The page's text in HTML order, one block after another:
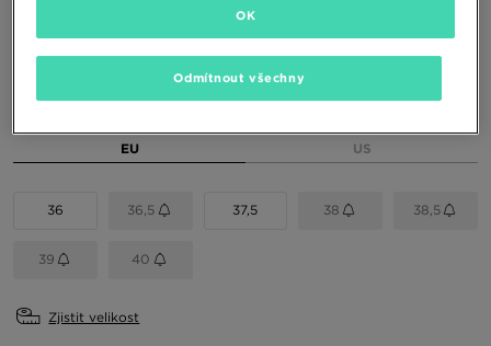
Dostupné Barvy
EU US
36 36,5 37,5 38 38,5
39 40
Zjistit velikost
Odmítnout všechny
OK